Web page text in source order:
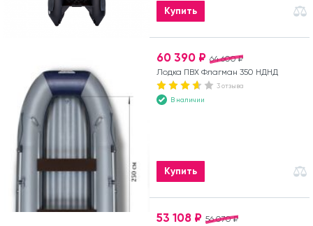
Купить
64 600 ₽
60 390 ₽
Лодка ПВХ Флагман 350 НДНД
3 отзыва
В наличии
Купить
56 070 ₽
53 108 ₽